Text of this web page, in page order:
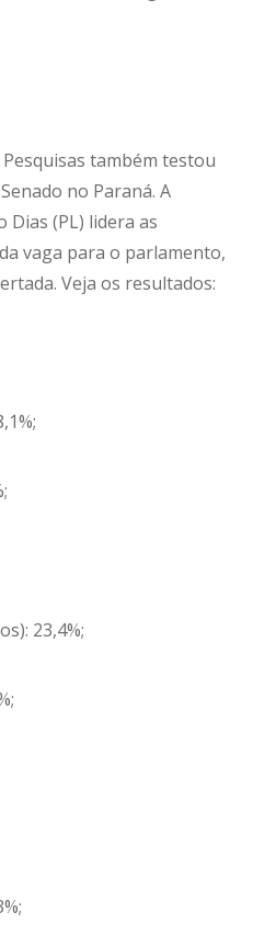
também testou
no Paraná. A
Dias (PL) lidera as
vaga para o parlamento,
Veja os resultados:
23,4%;